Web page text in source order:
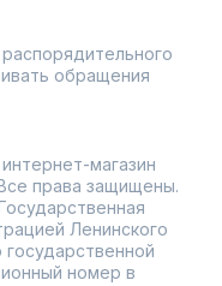
обращения
магазин
права защищены.
Ленинского
номер в